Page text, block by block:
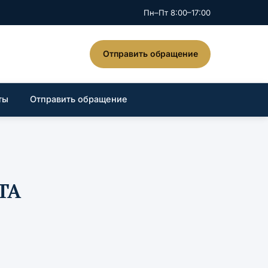
Пн–Пт 8:00–17:00
Отправить обращение
Отправить обращение